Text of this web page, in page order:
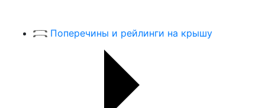
Поперечины и рейлинги на крышу